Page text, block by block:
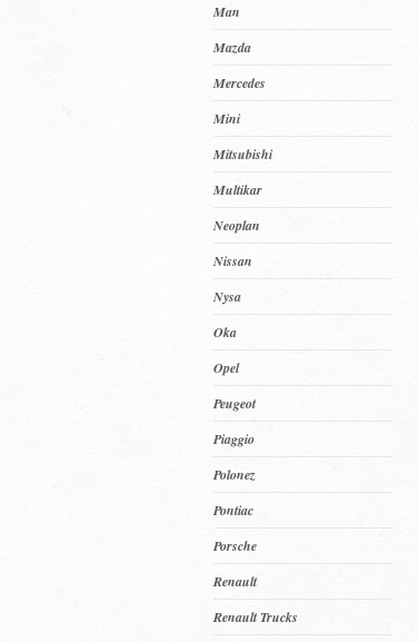
Man
Mazda
Mercedes
Mini
Mitsubishi
Multikar
Neoplan
Nissan
Nysa
Oka
Opel
Peugeot
Piaggio
Polonez
Pontiac
Porsche
Renault
Renault Trucks